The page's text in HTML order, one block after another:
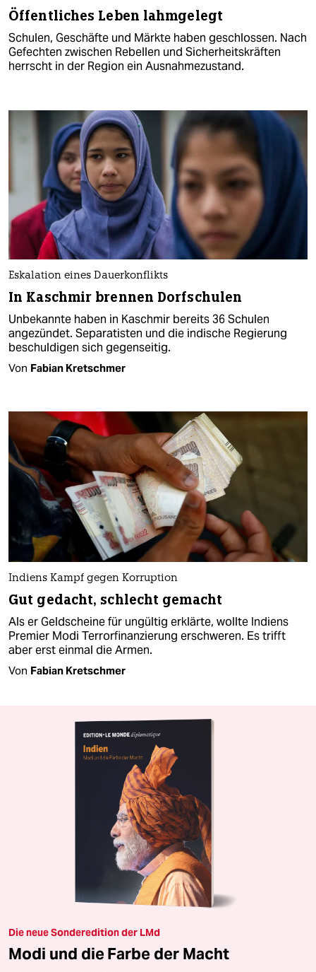
Öffentliches Leben lahmgelegt
Schulen, Geschäfte und Märkte haben geschlossen. Nach
Gefechten zwischen Rebellen und Sicherheitskräften
herrscht in der Region ein Ausnahmezustand.
Eskalation eines Dauerkonflikts
In Kaschmir brennen Dorfschulen
Unbekannte haben in Kaschmir bereits 36 Schulen
angezündet. Separatisten und die indische Regierung
beschuldigen sich gegenseitig.
Von Fabian Kretschmer
Indiens Kampf gegen Korruption
Gut gedacht, schlecht gemacht
Als er Geldscheine für ungültig erklärte, wollte Indiens
Premier Modi Terrorfinanzierung erschweren. Es trifft
aber erst einmal die Armen.
Von Fabian Kretschmer
Die neue Sonderedition der LMd
Modi und die Farbe der Macht